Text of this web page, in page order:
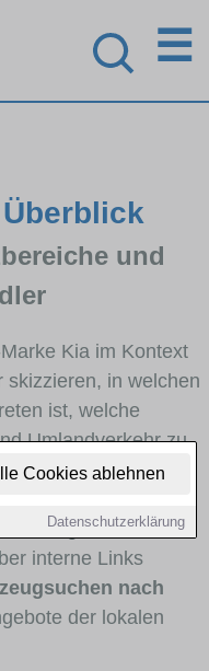
Cookies ablehnen
Datenschutzerklärung
☰
und
Kia im Kontext
skizzieren, in welchen
ist, welche
Umlandverkehr zu
die Marke
von
aus Hagen, dieKia-
interne Links
nach
der lokalen